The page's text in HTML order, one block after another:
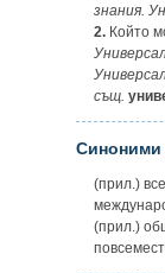
знания.
2. Който
същ.
Синоними
(прил.)
(прил.)